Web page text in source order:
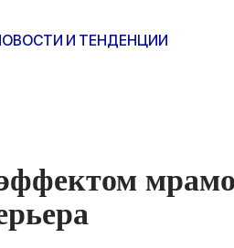
И ТЕНДЕНЦИИ